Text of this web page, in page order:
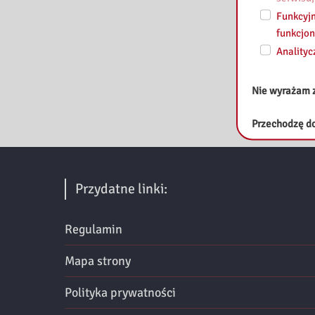
a
s
z
Przydatne linki:
Regulamin
Mapa strony
Polityka prywatności
Nie wyrażam
Przechodzę